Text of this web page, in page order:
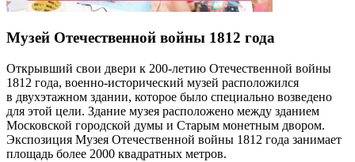
Музей Отечественной войны 1812 года
Открывший свои двери к 200-летию Отечественной войны
1812 года, военно-исторический музей расположился
в двухэтажном здании, которое было специально возведено
для этой цели. Здание музея расположено между зданием
Московской городской думы и Старым монетным двором.
Экспозиция Музея Отечественной войны 1812 года занимает
площадь более 2000 квадратных метров.